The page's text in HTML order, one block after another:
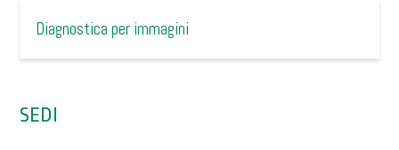
Diagnostica per immagini
SEDI